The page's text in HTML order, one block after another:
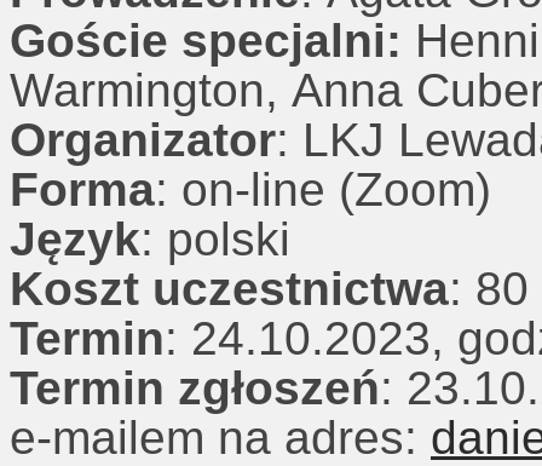
Goście specjalni:
Warmington, Anna
Organizator: LKJ
Forma: on-line (Zoom)
Język: polski
Koszt uczestnictwa: 80
Termin: 24.10.2023,
Termin zgłoszeń:
e-mailem na adres: